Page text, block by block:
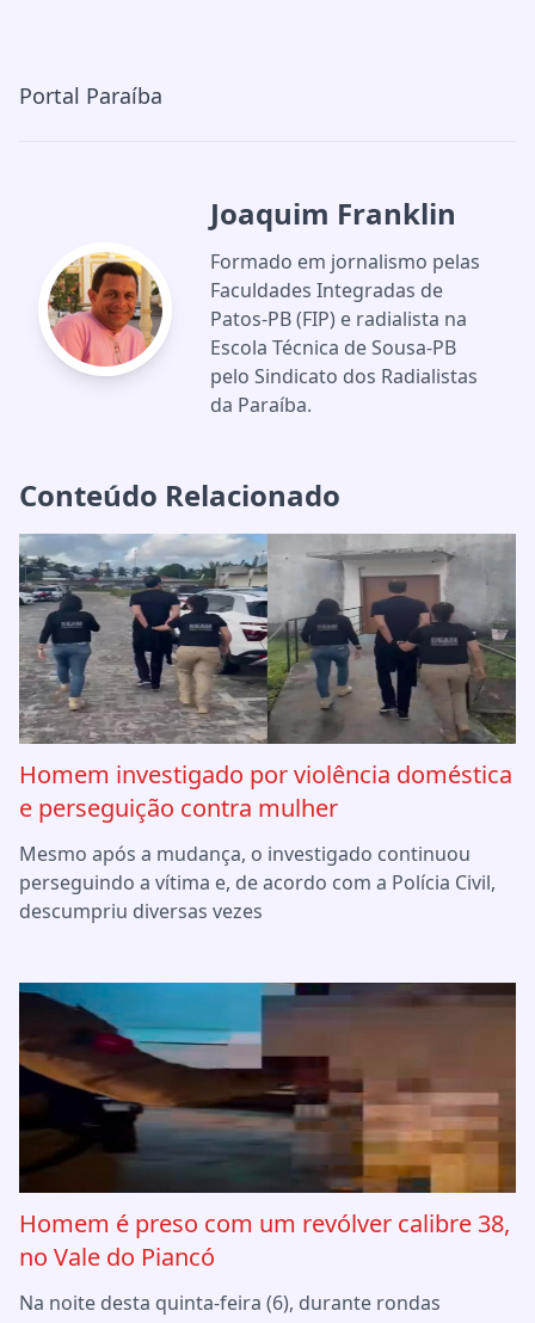
Portal Paraíba
Joaquim Franklin
Formado em jornalismo pelas
Faculdades Integradas de
Patos-PB (FIP) e radialista na
Escola Técnica de Sousa-PB
pelo Sindicato dos Radialistas
da Paraíba.
Conteúdo Relacionado
Homem investigado por violência doméstica
e perseguição contra mulher
Mesmo após a mudança, o investigado continuou
perseguindo a vítima e, de acordo com a Polícia Civil,
descumpriu diversas vezes
Homem é preso com um revólver calibre 38,
no Vale do Piancó
Na noite desta quinta-feira (6), durante rondas